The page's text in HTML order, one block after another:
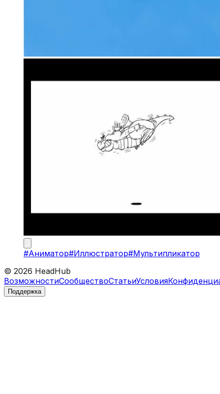
#Аниматор#Иллюстратор#Мультипликатор
© 2026 HeadHub
ВозможностиСообществоСтатьиУсловия
Поддержка